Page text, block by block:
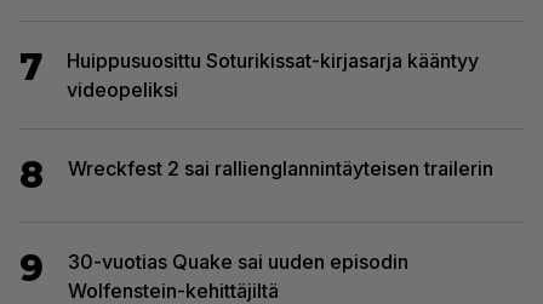
7
Huippusuosittu Soturikissat-kirjasarja kääntyy
videopeliksi
8 Wreckfest 2 sai rallienglannintäyteisen trailerin
9
30-vuotias Quake sai uuden episodin
Wolfenstein-kehittäjiltä